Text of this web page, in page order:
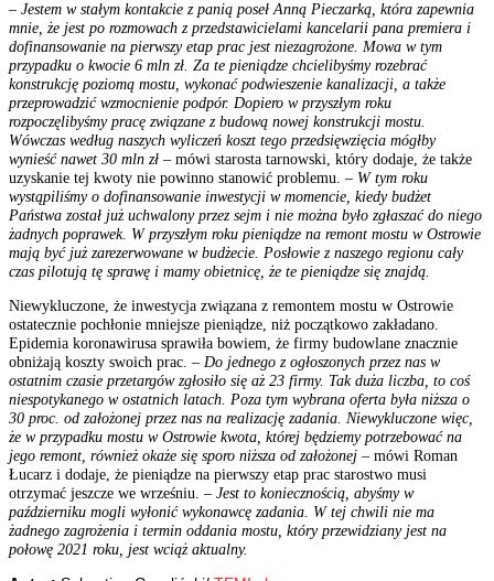
– Jestem w stałym kontakcie z panią poseł Anną Pieczarką, która zapewnia
mnie, że jest po rozmowach z przedstawicielami kancelarii pana premiera i
dofinansowanie na pierwszy etap prac jest niezagrożone. Mowa w tym
przypadku o kwocie 6 mln zł. Za te pieniądze chcielibyśmy rozebrać
konstrukcję poziomą mostu, wykonać podwieszenie kanalizacji, a także
przeprowadzić wzmocnienie podpór. Dopiero w przyszłym roku
rozpoczęlibyśmy pracę związane z budową nowej konstrukcji mostu.
Wówczas według naszych wyliczeń koszt tego przedsięwzięcia mógłby
wynieść nawet 30 mln zł – mówi starosta tarnowski, który dodaje, że także
uzyskanie tej kwoty nie powinno stanowić problemu. – W tym roku
wystąpiliśmy o dofinansowanie inwestycji w momencie, kiedy budżet
Państwa został już uchwalony przez sejm i nie można było zgłaszać do niego
żadnych poprawek. W przyszłym roku pieniądze na remont mostu w Ostrowie
mają być już zarezerwowane w budżecie. Posłowie z naszego regionu cały
czas pilotują tę sprawę i mamy obietnicę, że te pieniądze się znajdą.
Niewykluczone, że inwestycja związana z remontem mostu w Ostrowie
ostatecznie pochłonie mniejsze pieniądze, niż początkowo zakładano.
Epidemia koronawirusa sprawiła bowiem, że firmy budowlane znacznie
obniżają koszty swoich prac. – Do jednego z ogłoszonych przez nas w
ostatnim czasie przetargów zgłosiło się aż 23 firmy. Tak duża liczba, to coś
niespotykanego w ostatnich latach. Poza tym wybrana oferta była niższa o
30 proc. od założonej przez nas na realizację zadania. Niewykluczone więc,
że w przypadku mostu w Ostrowie kwota, której będziemy potrzebować na
jego remont, również okaże się sporo niższa od założonej – mówi Roman
Łucarz i dodaje, że pieniądze na pierwszy etap prac starostwo musi
otrzymać jeszcze we wrześniu. – Jest to koniecznością, abyśmy w
październiku mogli wyłonić wykonawcę zadania. W tej chwili nie ma
żadnego zagrożenia i termin oddania mostu, który przewidziany jest na
połowę 2021 roku, jest wciąż aktualny.